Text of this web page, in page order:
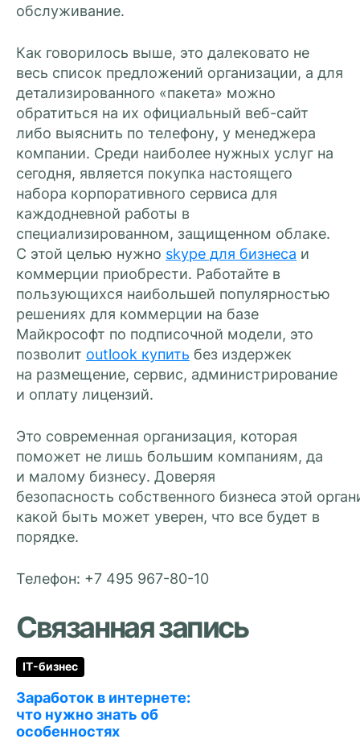
обслуживание.
Как говорилось выше, это далековато не
весь список предложений организации, а для
детализированного «пакета» можно
обратиться на их официальный веб-сайт
либо выяснить по телефону, у менеджера
компании. Среди наиболее нужных услуг на
сегодня, является покупка настоящего
набора корпоративного сервиса для
каждодневной работы в
специализированном, защищенном облаке.
С этой целью нужно skype для бизнеса и
коммерции приобрести. Работайте в
пользующихся наибольшей популярностью
решениях для коммерции на базе
Майкрософт по подписочной модели, это
позволит outlook купить без издержек
на размещение, сервис, администрирование
и оплату лицензий.
Это современная организация, которая
поможет не лишь большим компаниям, да
и малому бизнесу. Доверяя
безопасность собственного бизнеса этой
какой быть может уверен, что все будет в
порядке.
Телефон: +7 495 967-80-10
Связанная запись
IT-бизнес
Заработок в интернете:
что нужно знать об
особенностях